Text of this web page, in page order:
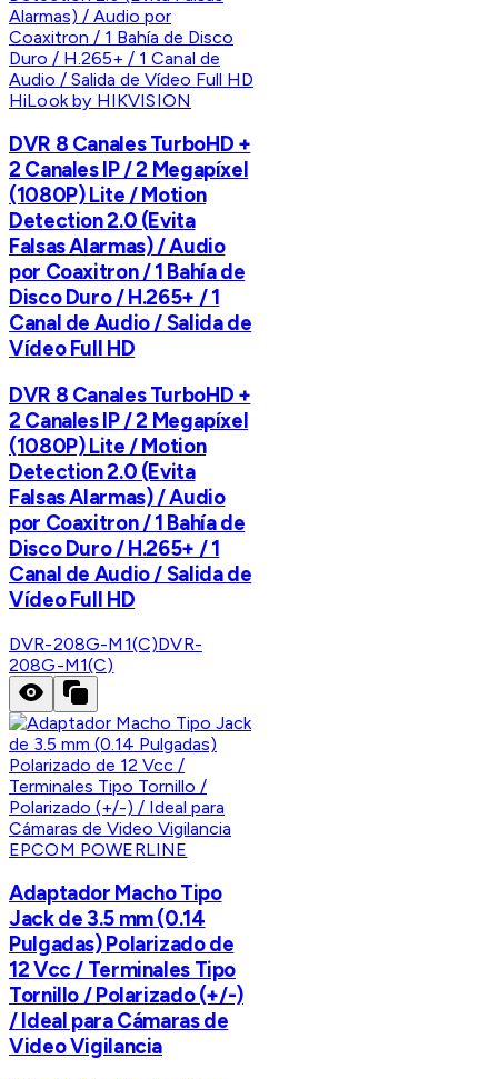
HiLook by HIKVISION
DVR 8 Canales TurboHD +
2 Canales IP / 2 Megapíxel
(1080P) Lite / Motion
Detection 2.0 (Evita
Falsas Alarmas) / Audio
por Coaxitron / 1 Bahía de
Disco Duro / H.265+ / 1
Canal de Audio / Salida de
Vídeo Full HD
DVR 8 Canales TurboHD +
2 Canales IP / 2 Megapíxel
(1080P) Lite / Motion
Detection 2.0 (Evita
Falsas Alarmas) / Audio
por Coaxitron / 1 Bahía de
Disco Duro / H.265+ / 1
Canal de Audio / Salida de
Vídeo Full HD
DVR-208G-M1(C)DVR-
208G-M1(C)
EPCOM POWERLINE
Adaptador Macho Tipo
Jack de 3.5 mm (0.14
Pulgadas) Polarizado de
12 Vcc / Terminales Tipo
Tornillo / Polarizado (+/-)
/ Ideal para Cámaras de
Video Vigilancia